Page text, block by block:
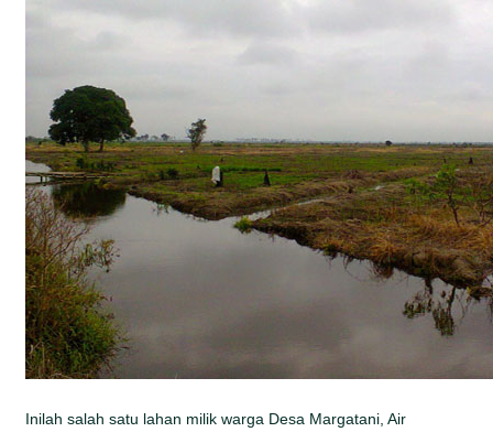
Inilah salah satu lahan milik warga Desa Margatani, Air